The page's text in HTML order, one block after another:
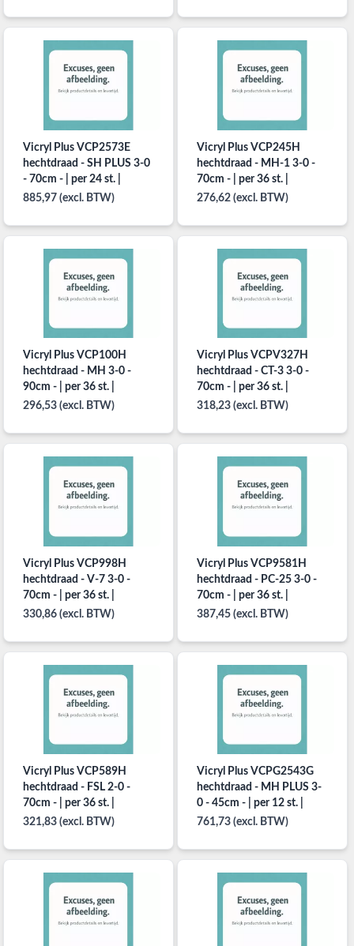
Vicryl Plus VCP2573E
hechtdraad - SH PLUS 3-0
- 70cm - | per 24 st. |
885,97 (excl. BTW)
Vicryl Plus VCP245H
hechtdraad - MH-1 3-0 -
70cm - | per 36 st. |
276,62 (excl. BTW)
Vicryl Plus VCP100H
hechtdraad - MH 3-0 -
90cm - | per 36 st. |
296,53 (excl. BTW)
Vicryl Plus VCPV327H
hechtdraad - CT-3 3-0 -
70cm - | per 36 st. |
318,23 (excl. BTW)
Vicryl Plus VCP998H
hechtdraad - V-7 3-0 -
70cm - | per 36 st. |
330,86 (excl. BTW)
Vicryl Plus VCP9581H
hechtdraad - PC-25 3-0 -
70cm - | per 36 st. |
387,45 (excl. BTW)
Vicryl Plus VCP589H
hechtdraad - FSL 2-0 -
70cm - | per 36 st. |
321,83 (excl. BTW)
Vicryl Plus VCPG2543G
hechtdraad - MH PLUS 3-
0 - 45cm - | per 12 st. |
761,73 (excl. BTW)